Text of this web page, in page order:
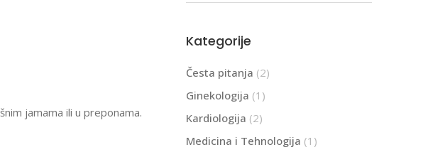
jamama ili u preponama.
Kategorije
Česta pitanja (2)
Ginekologija (1)
Kardiologija (2)
Medicina i Tehnologija (1)